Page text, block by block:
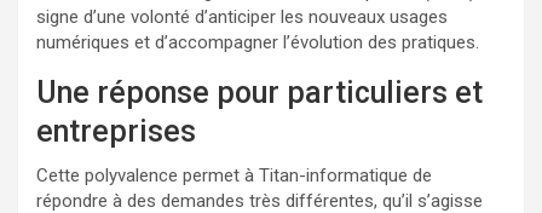
signe d’une volonté d’anticiper les nouveaux usages
numériques et d’accompagner l’évolution des pratiques.
Une réponse pour particuliers et
entreprises
Cette polyvalence permet à Titan-informatique de
répondre à des demandes très différentes, qu’il s’agisse